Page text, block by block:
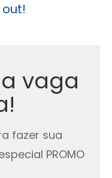
vaga
fazer sua
PROMO